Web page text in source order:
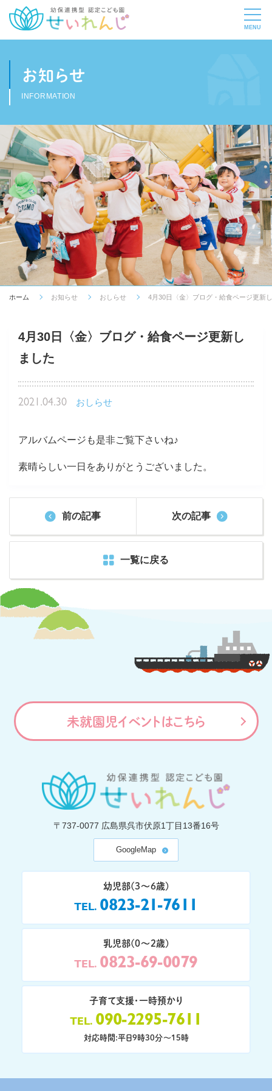
お知らせ
INFORMATION
ホーム お知らせ おしらせ 4月30日〈金〉ブログ・給食ページ更新
4月30日〈金〉ブログ・給食ページ更新し
ました
2021.04.30 おしらせ
アルバムページも是非ご覧下さいね♪
素晴らしい一日をありがとうございました。
前の記事
一覧に戻る
次の記事
未就園児イベントはこちら
〒737-0077 広島県呉市伏原1丁目13番16号
GoogleMap
幼児部(3〜6歳)
TEL 0823-21-7611
乳児部(0〜2歳)
TEL 0823-69-0079
子育て支援・一時預かり
TEL 090-2295-7611
対応時間:平日9時30分〜15時